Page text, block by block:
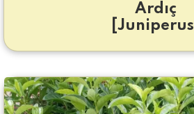
Ardıç
[Juniperus]